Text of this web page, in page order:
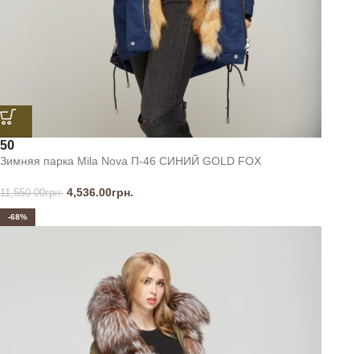
50
Зимняя парка Mila Nova П-46 СИНИЙ GOLD FOX
11,550.00грн. 4,536.00грн.
-68%